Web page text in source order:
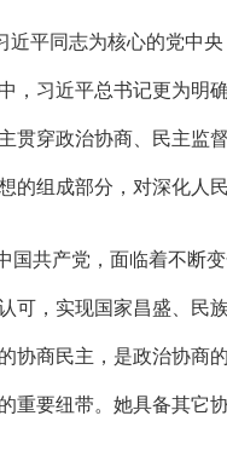
近平同志为核心的党中
，习近平总书记更为明
贯穿政治协商、民主监
的组成部分，对深化人
国共产党，面临着不断
可，实现国家昌盛、民
协商民主，是政治协商
重要纽带。她具备其它